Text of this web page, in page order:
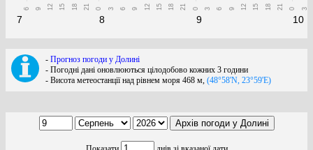
7
6 9 12 15 18 21
8
0 3 6 9 12 15 18 21
9
0 3 6 9 12 15 18 21
10
0 3
- Прогноз погоди у Долині
- Погодні дані оновлюються цілодобово кожних 3 години
- Висота метеостанції над рівнем моря 468 м, (48°58'N, 23°59'E)